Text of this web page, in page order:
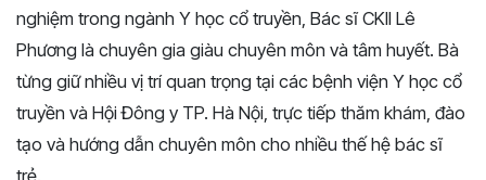
nghiệm trong ngành Y học cổ truyền, Bác sĩ CKII Lê
Phương là chuyên gia giàu chuyên môn và tâm huyết. Bà
từng giữ nhiều vị trí quan trọng tại các bệnh viện Y học cổ
truyền và Hội Đông y TP. Hà Nội, trực tiếp thăm khám, đào
tạo và hướng dẫn chuyên môn cho nhiều thế hệ bác sĩ